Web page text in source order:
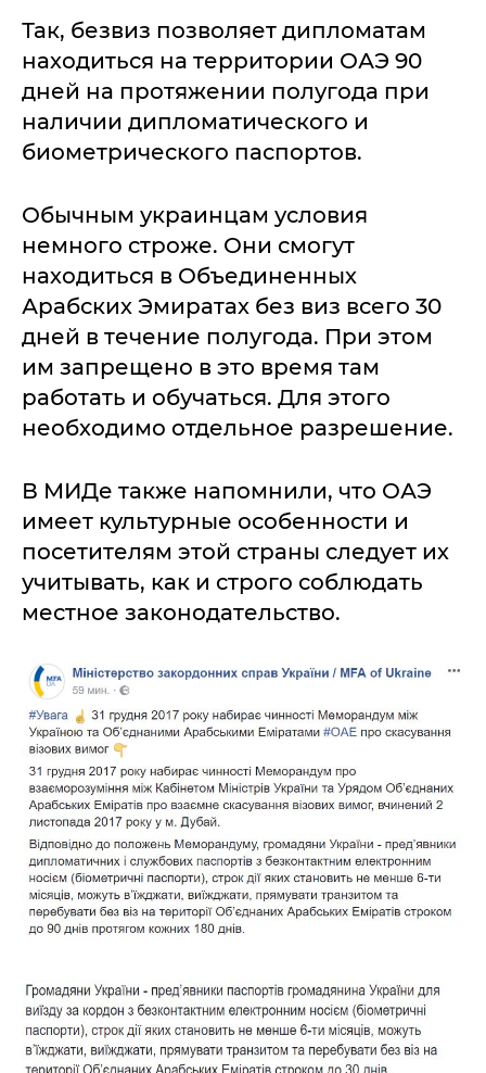
Так, безвиз позволяет дипломатам
находиться на территории ОАЭ 90
дней на протяжении полугода при
наличии дипломатического и
биометрического паспортов.
Обычным украинцам условия
немного строже. Они смогут
находиться в Объединенных
Арабских Эмиратах без виз всего 30
дней в течение полугода. При этом
им запрещено в это время там
работать и обучаться. Для этого
необходимо отдельное разрешение.
В МИДе также напомнили, что ОАЭ
имеет культурные особенности и
посетителям этой страны следует их
учитывать, как и строго соблюдать
местное законодательство.